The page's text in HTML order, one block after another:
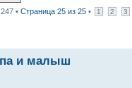
• Страница 25 из 25 • 1 2 3
и малыш